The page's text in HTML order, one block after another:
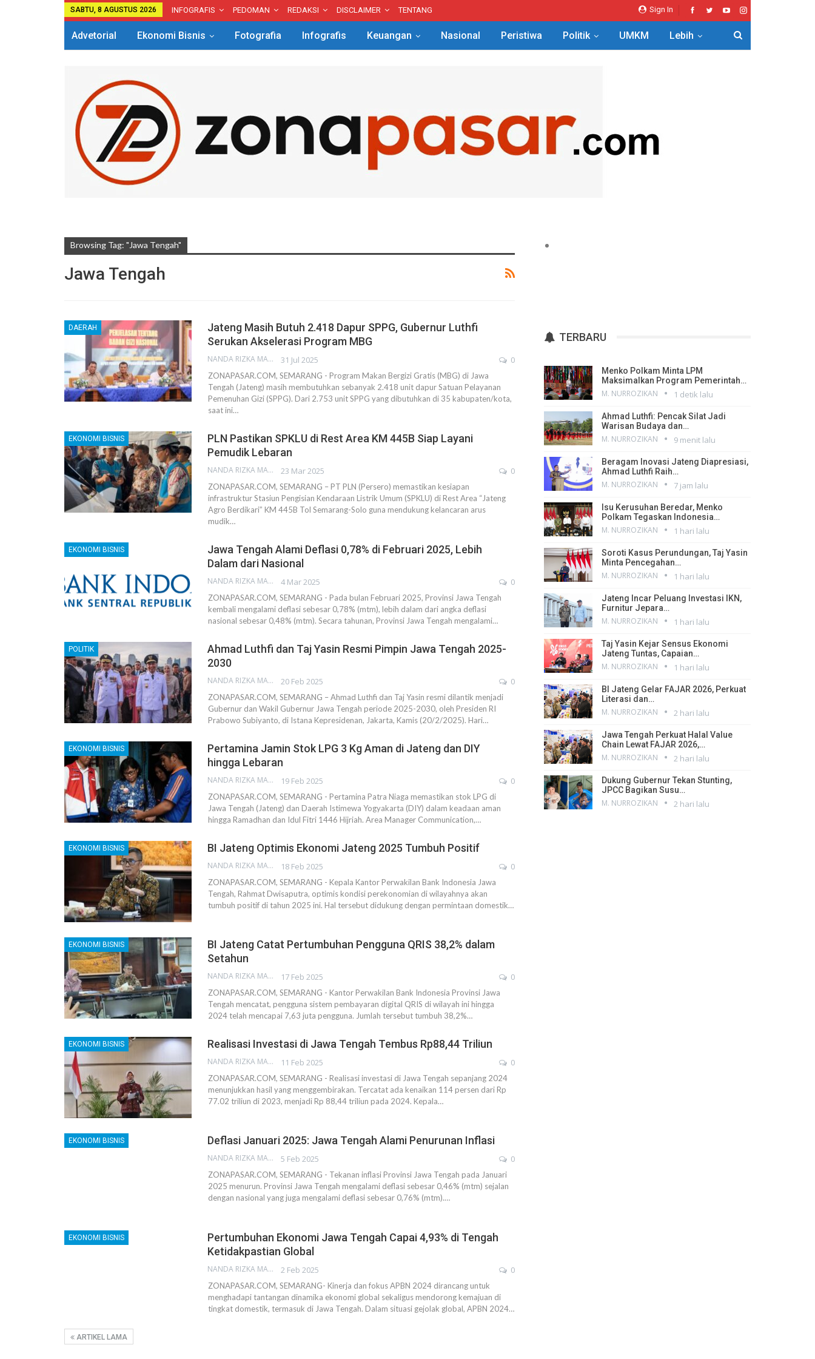
Sign In
SABTU, 8 AGUSTUS 2026 INFOGRAFIS PEDOMAN REDAKSI DISCLAIMER TENTANG
Advetorial Ekonomi Bisnis Fotografia Infografis Keuangan Nasional Peristiwa Politik UMKM Lebih
Browsing Tag: "Jawa Tengah"
Jawa Tengah
DAERAH
Jateng Masih Butuh 2.418 Dapur SPPG, Gubernur Luthfi
Serukan Akselerasi Program MBG
NANDA RIZKA MAHENDRA 31 Jul 2025 0
ZONAPASAR.COM, SEMARANG - Program Makan Bergizi Gratis (MBG) di Jawa
Tengah (Jateng) masih membutuhkan sebanyak 2.418 unit dapur Satuan Pelayanan
Pemenuhan Gizi (SPPG). Dari 2.753 unit SPPG yang dibutuhkan di 35 kabupaten/kota,
saat ini…
EKONOMI BISNIS
PLN Pastikan SPKLU di Rest Area KM 445B Siap Layani
Pemudik Lebaran
NANDA RIZKA MAHENDRA 23 Mar 2025 0
ZONAPASAR.COM, SEMARANG – PT PLN (Persero) memastikan kesiapan
infrastruktur Stasiun Pengisian Kendaraan Listrik Umum (SPKLU) di Rest Area “Jateng
Agro Berdikari” KM 445B Tol Semarang-Solo guna mendukung kelancaran arus
mudik…
EKONOMI BISNIS
Jawa Tengah Alami Deflasi 0,78% di Februari 2025, Lebih
Dalam dari Nasional
NANDA RIZKA MAHENDRA 4 Mar 2025 0
ZONAPASAR.COM, SEMARANG - Pada bulan Februari 2025, Provinsi Jawa Tengah
kembali mengalami deflasi sebesar 0,78% (mtm), lebih dalam dari angka deflasi
nasional sebesar 0,48% (mtm). Secara tahunan, Provinsi Jawa Tengah mengalami…
POLITIK
Ahmad Luthfi dan Taj Yasin Resmi Pimpin Jawa Tengah 2025-
2030
NANDA RIZKA MAHENDRA 20 Feb 2025 0
ZONAPASAR.COM, SEMARANG – Ahmad Luthfi dan Taj Yasin resmi dilantik menjadi
Gubernur dan Wakil Gubernur Jawa Tengah periode 2025-2030, oleh Presiden RI
Prabowo Subiyanto, di Istana Kepresidenan, Jakarta, Kamis (20/2/2025). Hari…
EKONOMI BISNIS
Pertamina Jamin Stok LPG 3 Kg Aman di Jateng dan DIY
hingga Lebaran
NANDA RIZKA MAHENDRA 19 Feb 2025 0
ZONAPASAR.COM, SEMARANG - Pertamina Patra Niaga memastikan stok LPG di
Jawa Tengah (Jateng) dan Daerah Istimewa Yogyakarta (DIY) dalam keadaan aman
hingga Ramadhan dan Idul Fitri 1446 Hijriah. Area Manager Communication,…
EKONOMI BISNIS BI Jateng Optimis Ekonomi Jateng 2025 Tumbuh Positif
NANDA RIZKA MAHENDRA 18 Feb 2025 0
ZONAPASAR.COM, SEMARANG - Kepala Kantor Perwakilan Bank Indonesia Jawa
Tengah, Rahmat Dwisaputra, optimis kondisi perekonomian di wilayahnya akan
tumbuh positif di tahun 2025 ini. Hal tersebut didukung dengan permintaan domestik…
EKONOMI BISNIS
BI Jateng Catat Pertumbuhan Pengguna QRIS 38,2% dalam
Setahun
NANDA RIZKA MAHENDRA 17 Feb 2025 0
ZONAPASAR.COM, SEMARANG - Kantor Perwakilan Bank Indonesia Provinsi Jawa
Tengah mencatat, pengguna sistem pembayaran digital QRIS di wilayah ini hingga
2024 telah mencapai 7,63 juta pengguna. Jumlah tersebut tumbuh 38,2%…
EKONOMI BISNIS Realisasi Investasi di Jawa Tengah Tembus Rp88,44 Triliun
NANDA RIZKA MAHENDRA 11 Feb 2025 0
ZONAPASAR.COM, SEMARANG - Realisasi investasi di Jawa Tengah sepanjang 2024
menunjukkan hasil yang menggembirakan. Tercatat ada kenaikan 114 persen dari Rp
77.02 triliun di 2023, menjadi Rp 88,44 triliun pada 2024. Kepala…
EKONOMI BISNIS Deflasi Januari 2025: Jawa Tengah Alami Penurunan Inflasi
NANDA RIZKA MAHENDRA 5 Feb 2025 0
ZONAPASAR.COM, SEMARANG - Tekanan inflasi Provinsi Jawa Tengah pada Januari
2025 menurun. Provinsi Jawa Tengah mengalami deflasi sebesar 0,46% (mtm) sejalan
dengan nasional yang juga mengalami deflasi sebesar 0,76% (mtm).…
EKONOMI BISNIS
Pertumbuhan Ekonomi Jawa Tengah Capai 4,93% di Tengah
Ketidakpastian Global
NANDA RIZKA MAHENDRA 2 Feb 2025 0
ZONAPASAR.COM, SEMARANG- Kinerja dan fokus APBN 2024 dirancang untuk
menghadapi tantangan dinamika ekonomi global sekaligus mendorong kemajuan di
tingkat domestik, termasuk di Jawa Tengah. Dalam situasi gejolak global, APBN 2024…
ARTIKEL LAMA
TERBARU
Menko Polkam Minta LPM
Maksimalkan Program Pemerintah…
M. NURROZIKAN 1 detik lalu
Ahmad Luthfi: Pencak Silat Jadi
Warisan Budaya dan…
M. NURROZIKAN 9 menit lalu
Beragam Inovasi Jateng Diapresiasi,
Ahmad Luthfi Raih…
M. NURROZIKAN 7 jam lalu
Isu Kerusuhan Beredar, Menko
Polkam Tegaskan Indonesia…
M. NURROZIKAN 1 hari lalu
Soroti Kasus Perundungan, Taj Yasin
Minta Pencegahan…
M. NURROZIKAN 1 hari lalu
Jateng Incar Peluang Investasi IKN,
Furnitur Jepara…
M. NURROZIKAN 1 hari lalu
Taj Yasin Kejar Sensus Ekonomi
Jateng Tuntas, Capaian…
M. NURROZIKAN 1 hari lalu
BI Jateng Gelar FAJAR 2026, Perkuat
Literasi dan…
M. NURROZIKAN 2 hari lalu
Jawa Tengah Perkuat Halal Value
Chain Lewat FAJAR 2026,…
M. NURROZIKAN 2 hari lalu
Dukung Gubernur Tekan Stunting,
JPCC Bagikan Susu…
M. NURROZIKAN 2 hari lalu